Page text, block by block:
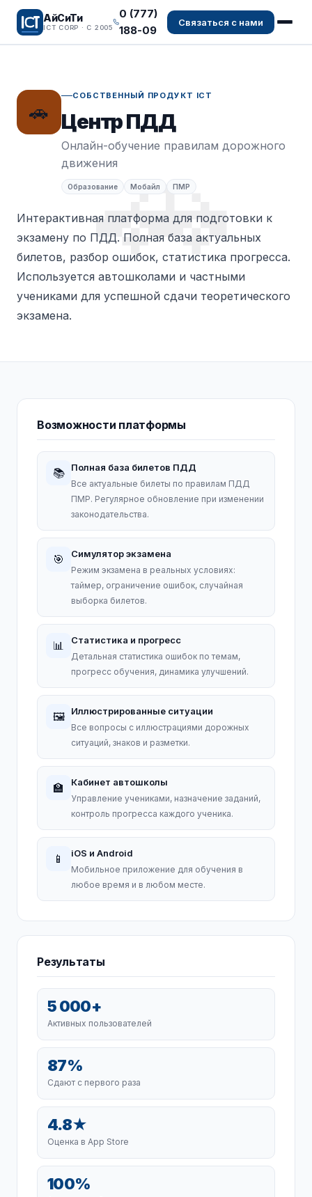
АйСиТи
ICT CORP · С 2005
0 (777)
188-09
Связаться с нами
🚗
🚗
СОБСТВЕННЫЙ ПРОДУКТ ICT
Центр ПДД
Онлайн-обучение правилам дорожного
движения
Образование Мобайл ПМР
Интерактивная платформа для подготовки к
экзамену по ПДД. Полная база актуальных
билетов, разбор ошибок, статистика прогресса.
Используется автошколами и частными
учениками для успешной сдачи теоретического
экзамена.
Возможности платформы
📚 Полная база билетов ПДД
Все актуальные билеты по правилам ПДД
ПМР. Регулярное обновление при изменении
законодательства.
🎯 Симулятор экзамена
Режим экзамена в реальных условиях:
таймер, ограничение ошибок, случайная
выборка билетов.
📊 Статистика и прогресс
Детальная статистика ошибок по темам,
прогресс обучения, динамика улучшений.
🖼️ Иллюстрированные ситуации
Все вопросы с иллюстрациями дорожных
ситуаций, знаков и разметки.
🏫 Кабинет автошколы
Управление учениками, назначение заданий,
контроль прогресса каждого ученика.
📱 iOS и Android
Мобильное приложение для обучения в
любое время и в любом месте.
Результаты
5 000+
Активных пользователей
87%
Сдают с первого раза
4.8★
Оценка в App Store
100%